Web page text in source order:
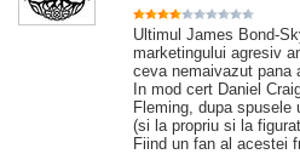
Ultimul James Bond-
marketingului agresiv
ceva nemaivazut pana
In mod cert Daniel
Fleming, dupa
(si la propriu si la
Fiind un fan al acestei